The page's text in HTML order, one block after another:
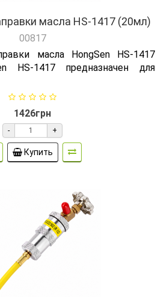
масла HS-1417 (20мл)
00817
масла HongSen HS-1417
HS-1417 предназначен для
1426грн
- +
Купить